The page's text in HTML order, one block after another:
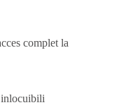
complet la
inlocuibili